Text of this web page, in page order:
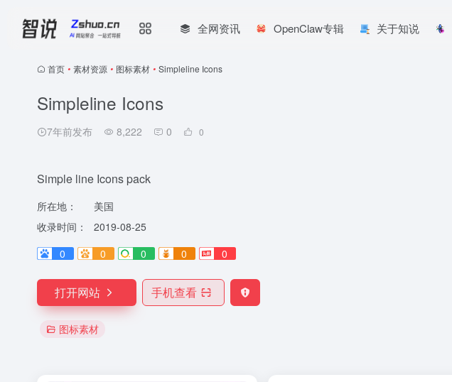
全网资讯 OpenClaw专辑 关于知说
首页 • 素材资源 • 图标素材 • Simpleline Icons
Simpleline Icons
7年前发布 8,222 0 0
Simple line Icons pack
所在地：
美国
收录时间：
2019-08-25
0
0 0 0 0
打开网站 手机查看
图标素材